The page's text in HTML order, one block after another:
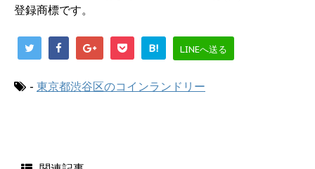
登録商標です。
B! LINEへ送る
- 東京都渋谷区のコインランドリー